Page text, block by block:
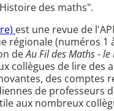
des maths".
est une revue de
(numéros 1
deAu Fil des Maths -
collègues de lire des
des comptes
de professeurs
aux nombreux